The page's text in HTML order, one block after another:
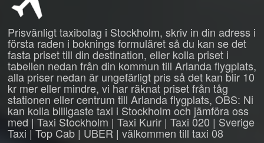
Prisvänligt taxibolag i Stockholm, skriv in din adress i
första raden i boknings formuläret så du kan se det
fasta priset till din destination, eller kolla priset i
tabellen nedan från din kommun till Arlanda flygplats,
alla priser nedan är ungefärligt pris så det kan blir 10
kr mer eller mindre, vi har räknat priset från tåg
stationen eller centrum till Arlanda flygplats, OBS: Ni
kan kolla billigaste taxi i Stockholm och jämföra oss
med | Taxi Stockholm | Taxi Kurir | Taxi 020 | Sverige
Taxi | Top Cab | UBER | välkommen till taxi 08